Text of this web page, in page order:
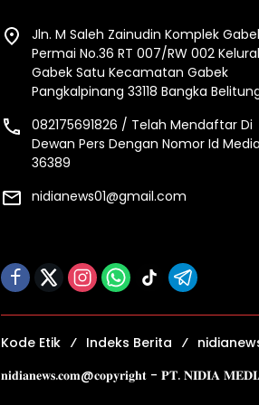
Jln. M Saleh Zainudin Komplek
Permai No.36 RT 007/RW 002
Gabek Satu Kecamatan Gabek
Pangkalpinang 33118 Bangka
082175691826 / Telah Mendaftar Di
Dewan Pers Dengan Nomor Id
36389
nidianews01@gmail.com
Kode Etik Indeks Berita
𝐧𝐢𝐝𝐢𝐚𝐧𝐞𝐰𝐬.𝐜𝐨𝐦@𝐜𝐨𝐩𝐲𝐫𝐢𝐠𝐡𝐭 - 𝐏𝐓. 𝐍𝐈𝐃𝐈𝐀